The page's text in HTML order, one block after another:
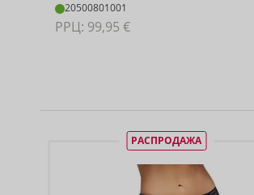
20500801001
РРЦ: 99,95 €
РАСПРОДАЖА